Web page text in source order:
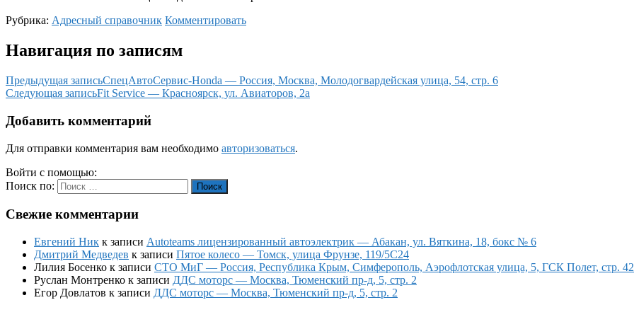
Рубрика: Адресный справочник Комментировать
Навигация по записям
Предыдущая записьСпецАвтоСервис-Honda — Россия, Москва, Молодогвардейская улица, 54, стр. 6
Следующая записьFit Service — Красноярск, ул. Авиаторов, 2а
Добавить комментарий
Для отправки комментария вам необходимо авторизоваться.
Войти с помощью:
Поиск по:
Поиск
Свежие комментарии
Евгений Ник к записи Autoteams лицензированный автоэлектрик — Абакан, ул. Вяткина, 18, бокс № 6
Дмитрий Медведев к записи Пятое колесо — Томск, улица Фрунзе, 119/5С24
Лилия Босенко к записи СТО МиГ — Россия, Республика Крым, Симферополь, Аэрофлотская улица, 5, ГСК Полет, стр.
Руслан Монтренко к записи ДДС моторс — Москва, Тюменский пр-д, 5, стр. 2
Егор Довлатов к записи ДДС моторс — Москва, Тюменский пр-д, 5, стр. 2